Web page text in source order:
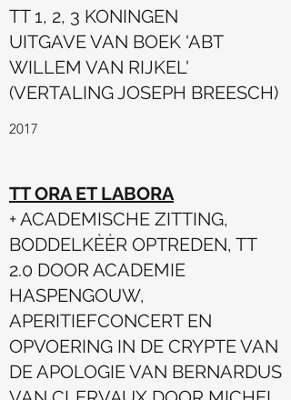
TT 1, 2, 3 KONINGEN
UITGAVE VAN BOEK 'ABT
WILLEM VAN RIJKEL'
(VERTALING JOSEPH BREESCH)
2017
TT ORA ET LABORA
+ ACADEMISCHE ZITTING,
BODDELKÈÈR OPTREDEN, TT
2.0 DOOR ACADEMIE
HASPENGOUW,
APERITIEFCONCERT EN
OPVOERING IN DE CRYPTE VAN
DE APOLOGIE VAN BERNARDUS